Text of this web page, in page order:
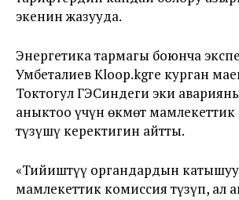
экенин жазууда.
Энергетика тармагы боюнча
Умбеталиев Kloop.kgге курган
Токтогул ГЭСиндеги эки
аныктоо үчүн өкмөт
түзүшү керектигин айтты.
«Тийиштүү органдардын
мамлекеттик комиссия түзүп, ал